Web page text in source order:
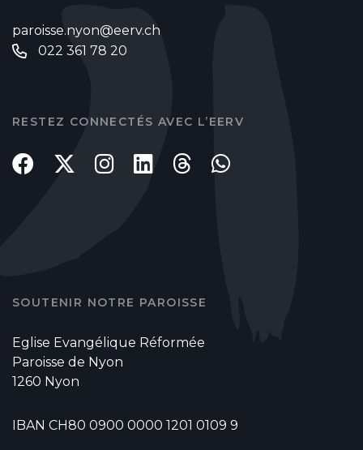
paroisse.nyon@eerv.ch
022 361 78 20
RESTEZ CONNECTÉS AVEC L’EERV
SOUTENIR NOTRE PAROISSE
Eglise Evangélique Réformée
Paroisse de Nyon
1260 Nyon
IBAN CH80 0900 0000 1201 0109 9